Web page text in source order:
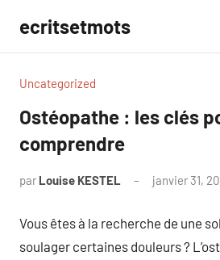
contenu
ecritsetmots
Uncategorized
Ostéopathe : les clés
comprendre
par Louise KESTEL janvier 31,
Vous êtes à la recherche de une
soulager certaines douleurs ?